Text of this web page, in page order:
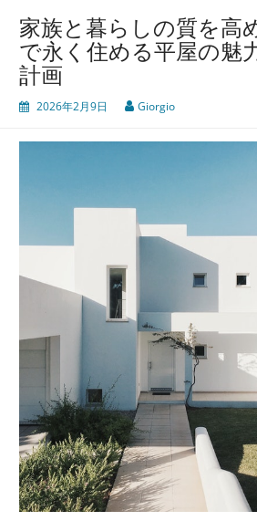
家族と暮らしの質を高
で永く住める平屋の魅
計画
2026年2月9日 Giorgio